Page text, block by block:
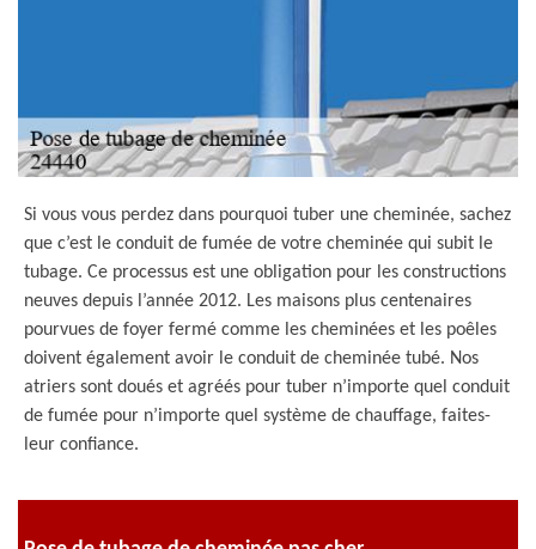
Si vous vous perdez dans pourquoi tuber une cheminée, sachez
que c’est le conduit de fumée de votre cheminée qui subit le
tubage. Ce processus est une obligation pour les constructions
neuves depuis l’année 2012. Les maisons plus centenaires
pourvues de foyer fermé comme les cheminées et les poêles
doivent également avoir le conduit de cheminée tubé. Nos
atriers sont doués et agréés pour tuber n’importe quel conduit
de fumée pour n’importe quel système de chauffage, faites-
leur confiance.